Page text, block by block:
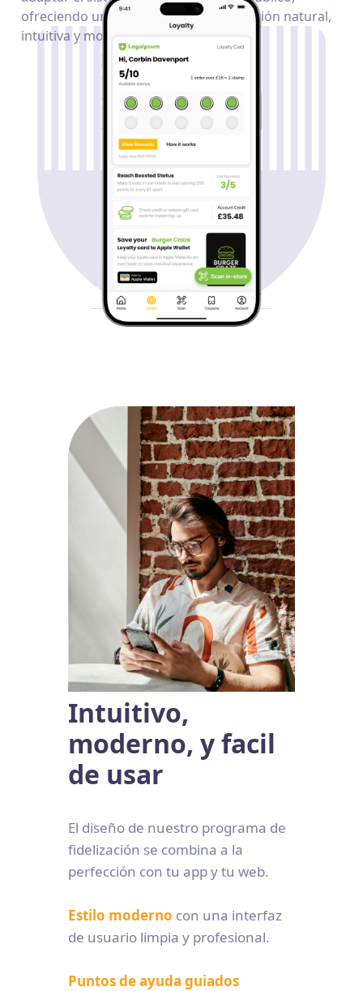
ofreciendo una experiencia de fidelización natural,
intuitiva y motivadora.
Intuitivo,
moderno, y facil
de usar
El diseño de nuestro programa de
fidelización se combina a la
perfección con tu app y tu web.
Estilo moderno con una interfaz
de usuario limpia y profesional.
Puntos de ayuda guiados